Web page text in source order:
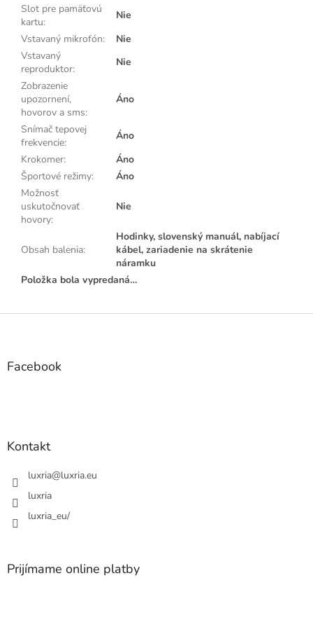
Slot pre pamäťovú
kartu:
Nie
Vstavaný mikrofón:
Nie
Vstavaný
reproduktor:
Nie
Zobrazenie
upozornení,
hovorov a sms:
Áno
Snímač tepovej
frekvencie:
Áno
Krokomer:
Áno
Športové režimy:
Áno
Možnosť
uskutočnovať
hovory:
Nie
Obsah balenia:
Hodinky, slovenský manuál, nabíjací
kábel, zariadenie na skrátenie
náramku
Položka bola vypredaná…
Z
Facebook
Kontakt
luxria@luxria.eu
luxria
luxria_eu/
Prijímame online platby